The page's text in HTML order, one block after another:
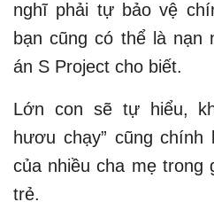
nghĩ phải tự bảo vệ
bạn cũng có thể là nạn
án S Project cho biết.
Lớn con sẽ tự hiểu,
hươu chạy” cũng
của nhiều cha mẹ trong
trẻ.